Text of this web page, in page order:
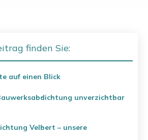
finden Sie:
auf einen Blick
unverzichtbar
Velbert – unsere